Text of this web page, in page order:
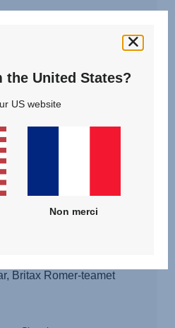
the United States?
US website
Non merci